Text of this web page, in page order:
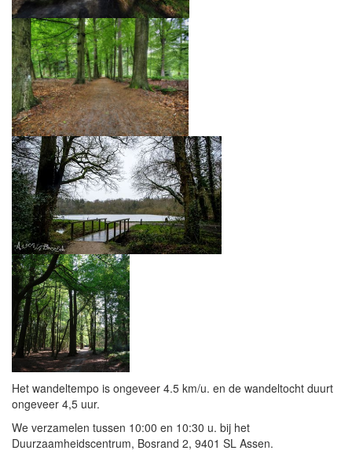
Het wandeltempo is ongeveer 4.5 km/u. en de wandeltocht duurt
ongeveer 4,5 uur.
We verzamelen tussen 10:00 en 10:30 u. bij het
Duurzaamheidscentrum, Bosrand 2, 9401 SL Assen.